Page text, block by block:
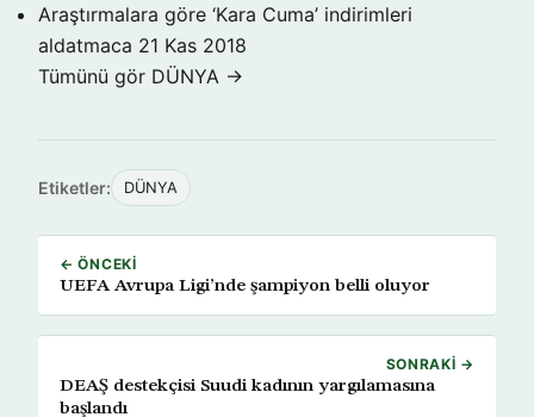
Araştırmalara göre ‘Kara Cuma’ indirimleri
aldatmaca 21 Kas 2018
Tümünü gör DÜNYA →
Etiketler: DÜNYA
← ÖNCEKI
UEFA Avrupa Ligi’nde şampiyon belli oluyor
SONRAKI →
DEAŞ destekçisi Suudi kadının yargılamasına
başlandı